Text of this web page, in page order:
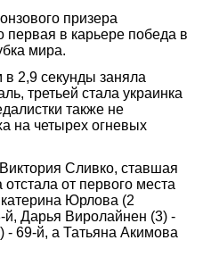
призера
первая в карьере победа в
мира.
в 2,9 секунды заняла
третьей стала украинка
также не
на четырех огневых
Сливко, ставшая
от первого места
Юрлова (2
Дарья Виролайнен (3) -
69-й, а Татьяна Акимова